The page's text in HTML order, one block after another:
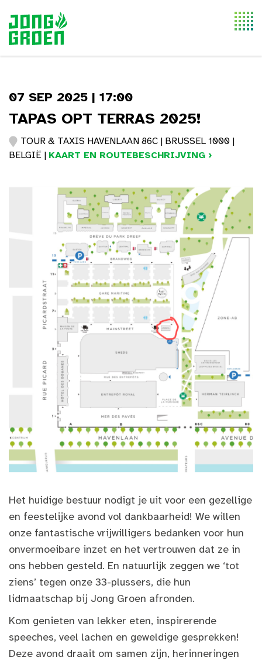
07 SEP 2025 | 17:00
TAPAS OPT TERRAS 2025!
TOUR & TAXIS HAVENLAAN 86C | BRUSSEL 1000 |
BELGIË | KAART EN ROUTEBESCHRIJVING ›
Het huidige bestuur nodigt je uit voor een gezellige
en feestelijke avond vol dankbaarheid! We willen
onze fantastische vrijwilligers bedanken voor hun
onvermoeibare inzet en het vertrouwen dat ze in
ons hebben gesteld. En natuurlijk zeggen we ‘tot
ziens’ tegen onze 33-plussers, die hun
lidmaatschap bij Jong Groen afronden.
Kom genieten van lekker eten, inspirerende
speeches, veel lachen en geweldige gesprekken!
Deze avond draait om samen zijn, herinneringen